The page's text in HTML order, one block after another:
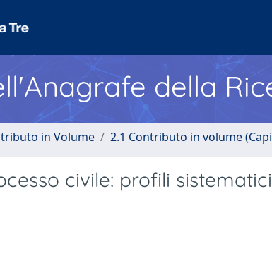
della
in Volume 2.1 Contributo in volume
civile: profili